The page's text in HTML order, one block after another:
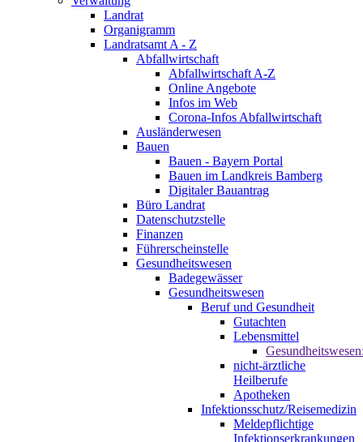
Landrat
Organigramm
Landratsamt A - Z
Abfallwirtschaft
Abfallwirtschaft A-Z
Online Angebote
Infos im Web
Corona-Infos Abfallwirtschaft
Ausländerwesen
Bauen
Bauen - Bayern Portal
Bauen im Landkreis Bamberg
Digitaler Bauantrag
Büro Landrat
Datenschutzstelle
Finanzen
Führerscheinstelle
Gesundheitswesen
Badegewässer
Gesundheitswesen
Beruf und Gesundheit
Gutachten
Lebensmittel
nicht-ärztliche
Heilberufe
Apotheken
Infektionsschutz/Reisemedizin
Meldepflichtige
Infektionserkrankungen